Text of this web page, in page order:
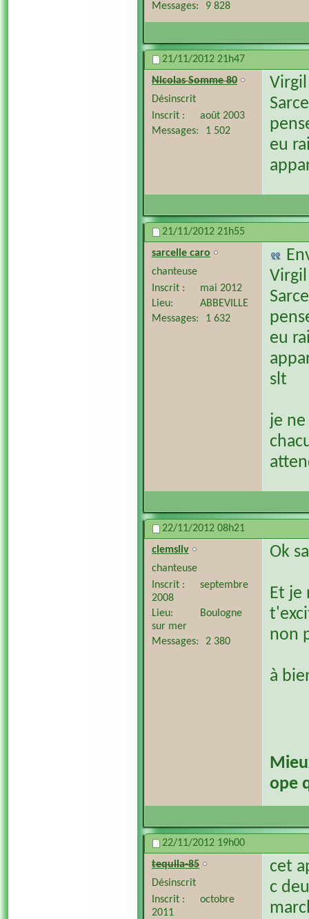
Messages 9 828
21/11/2012 21h47
Nicolas Somme 80
Désinscrit
Inscrit
août 2003
Messages
1 502
eu
21/11/2012 21h55
sarcelle caro
chanteuse
Inscrit
mai 2012
Lieu
ABBEVILLE
Messages
1 632
eu
slt
je ne
22/11/2012 08h21
clemsliv
chanteuse
Inscrit
septembre
2008
Lieu
Boulogne
sur mer
Messages
2 380
Ok
Et je
non
à
ope
22/11/2012 19h00
tequila-85
Désinscrit
Inscrit
octobre
2011
cet
c